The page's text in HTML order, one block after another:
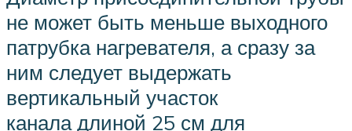
не может быть меньше выходного
патрубка нагревателя, а сразу за
ним следует выдержать
вертикальный участок
канала длиной 25 см для